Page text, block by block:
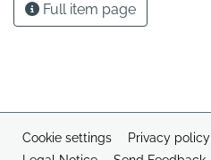
Full item page
Cookie settings Privacy policy